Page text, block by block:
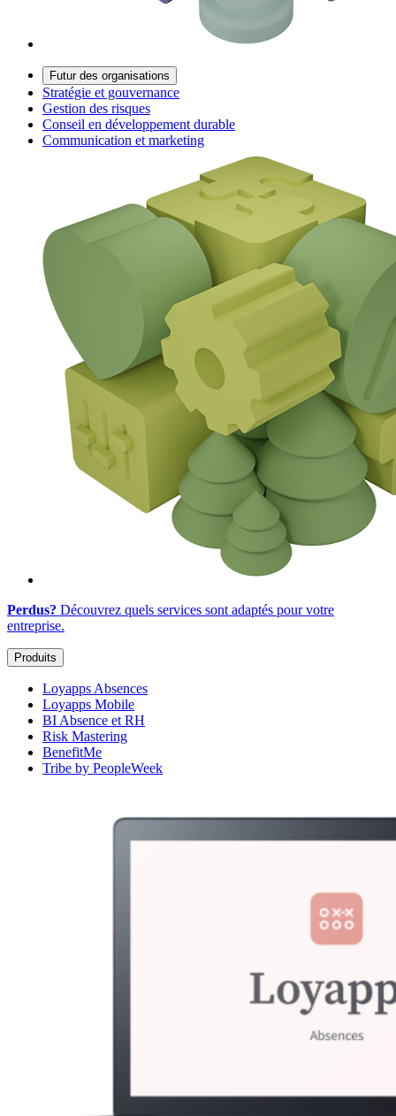
Futur des organisations
Stratégie et gouvernance
Gestion des risques
Conseil en développement durable
Communication et marketing
Perdus? Découvrez quels services sont adaptés pour votre
entreprise.
Produits
Loyapps Absences
Loyapps Mobile
BI Absence et RH
Risk Mastering
BenefitMe
Tribe by PeopleWeek